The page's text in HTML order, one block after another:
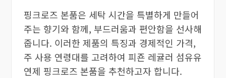
핑크로즈 본품은 세탁 시간을 특별하게 만들어
주는 향기와 함께, 부드러움과 편안함을 선사해
줍니다. 이러한 제품의 특징과 경제적인 가격,
주 사용 연령대를 고려하여 피죤 레귤러 섬유유
연제 핑크로즈 본품을 추천하고자 합니다.